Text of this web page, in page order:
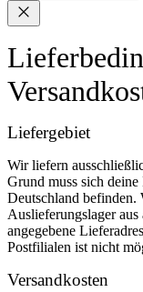
Liefergebiet
Wir liefern
Grund muss sich
Deutschland befinden.
Auslieferungslager
angegebene
Postfilialen ist nicht
Versandkosten